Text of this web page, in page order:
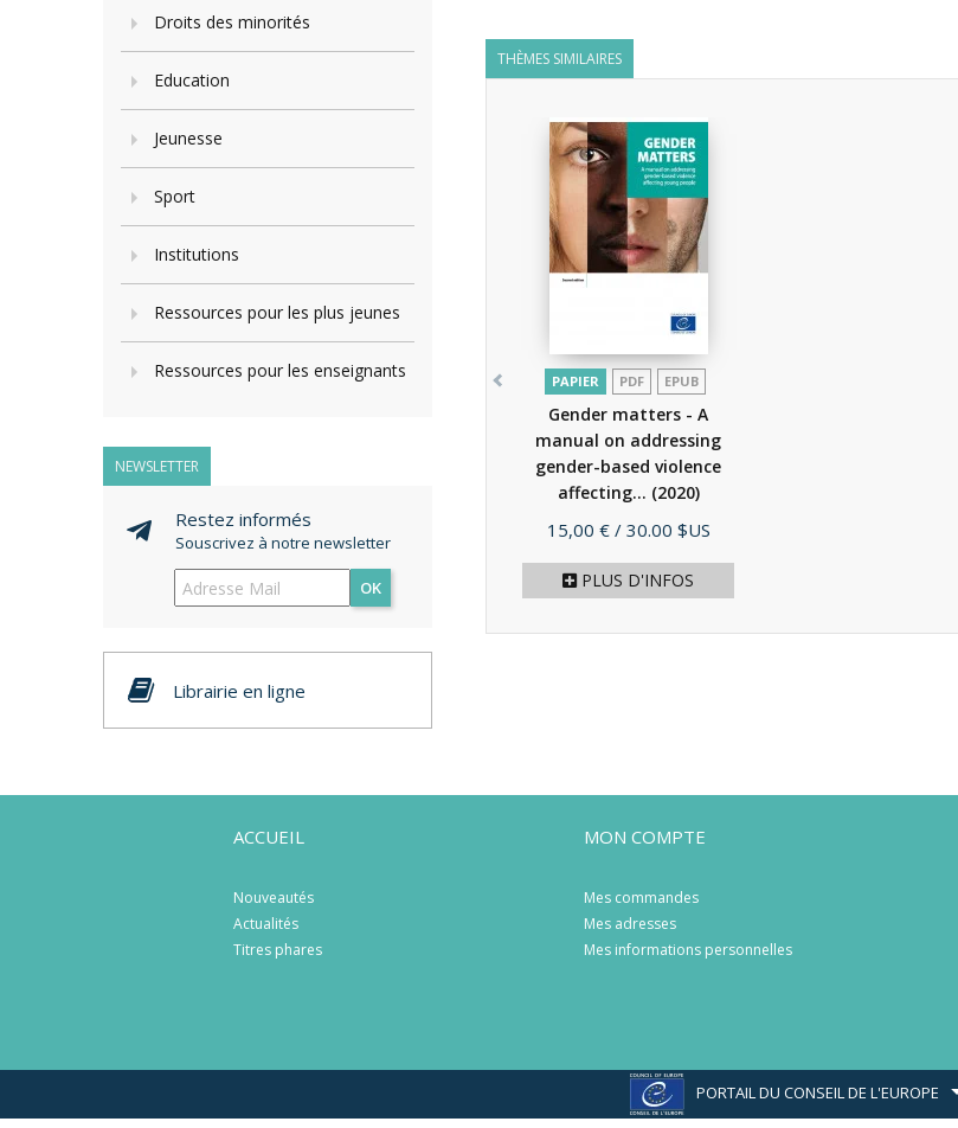
Droits des minorités
Education
Jeunesse
Sport
Institutions
Ressources pour les plus jeunes
Ressources pour les enseignants
NEWSLETTER
Restez informés
Souscrivez à notre newsletter
OK
Librairie en ligne
THÈMES SIMILAIRES
PAPIER PDF EPUB
Gender matters - A
manual on addressing
gender-based violence
affecting... (2020)
Prix
15,00 € / 30.00 $US
PLUS D'INFOS
ACCUEIL
Nouveautés
Actualités
Titres phares
MON COMPTE
Mes commandes
Mes adresses
Mes informations personnelles
PORTAIL DU CONSEIL DE L'EUROPE